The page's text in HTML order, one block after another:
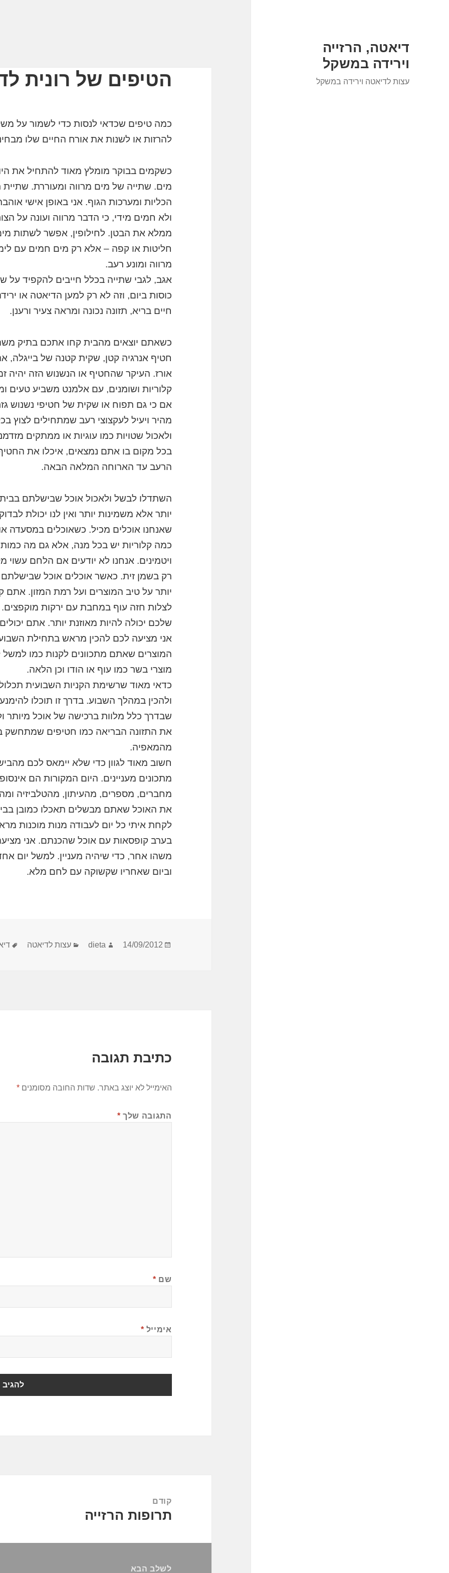
דיאטה, הרזייה
וירידה במשקל
עצות לדיאטה וירידה במשקל הטיפים של רונית
כמה טיפים שכדאי לנסות כדי לשמור על
להרזות או לשנות את אורח החיים שלו
מים. שתייה של מים מרווה ומעוררת. שתיית
הכליות ומערכות הגוף. אני באופן אישי
ולא חמים מידי, כי הדבר מרווה ועונה על
ממלא את הבטן. לחילופין, אפשר לשתות
חליטות או קפה – אלא רק מים חמים עם
מרווה ומונע רעב.
כוסות ביום, וזה לא רק למען הדיאטה או
חיים בריא, תזונה נכונה ומראה צעיר ורענן.
כשאתם יוצאים מהבית קחו אתכם בתיק משהו
חטיף אנרגיה קטן, שקית קטנה של בייגלה,
אורז. העיקר שהחטיף או הנשנוש הזה יהיה
קלוריות ושומנים, עם אלמנט משביע טעים
אם כי גם תפוח או שקית של חטיפי נשנוש גזר
מהיר ויעיל לעקצוצי רעב שמתחילים לצוץ
ולאכול שטויות כמו עוגיות או ממתקים
בכל מקום בו אתם נמצאים, איכלו את
הרעב עד הארוחה המלאה הבאה.
השתדלו לבשל ולאכול אוכל שבישלתם
יותר אלא משמינות יותר ואין לנו יכולת
שאנחנו אוכלים מכיל. כשאוכלים במסעדה
כמה קלוריות יש בכל מנה, אלא גם מה
ויטמינים. אנחנו לא יודעים אם הלחם
רק בשמן זית. כאשר אוכלים אוכל
יותר על טיב המוצרים ועל רמת המזון. אתם
לצלות חזה עוף במחבת עם ירקות
שלכם יכולה להיות מאוזנת יותר. אתם
אני מציעה לכם להכין מראש בתחילת
המוצרים שאתם מתכוונים לקנות כמו
מוצרי בשר כמו עוף או הודו וכן הלאה.
כדאי מאוד שרשימת הקניות השבועית
ולהכין במהלך השבוע. בדרך זו תוכלו
שבדרך כלל מלוות ברכישה של אוכל מיותר
את התזונה הבריאה כמו חטיפים שמתחשק
מהמאפיה.
חשוב מאוד לגוון כדי שלא יימאס לכם
מתכונים מעניינים. היום המקורות הם
מחברים, מספרים, מהעיתון, מהטלביזיה
את האוכל שאתם מבשלים תאכלו כמובן
לקחת איתי כל יום לעבודה מנות מוכנות
בערב קופסאות עם אוכל שהכנתם. אני מציעה
משהו אחר, כדי שיהיה מעניין. למשל יום
וביום שאחריו שקשוקה עם לחם מלא.
פורסם
14/09/2012 מחבר
dieta קטגוריות
עצות לדיאטה
כתיבת תגובה
האימייל לא יוצג באתר. שדות החובה מסומנים*
התגובה שלך *
שם *
אימייל *
קודם
הפוסט
תרופות הרזייה
לשלב הבא